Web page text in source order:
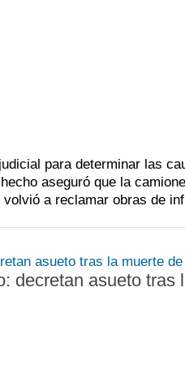
para determinar las
aseguró que la
a reclamar obras de
decretan asueto